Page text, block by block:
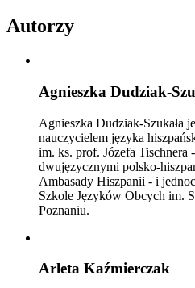
Autorzy
Agnieszka Dudziak-
Agnieszka Dudziak-Szukała
nauczycielem języka
im. ks. prof. Józefa Tischnera
dwujęzycznymi polsko-
Ambasady Hiszpanii - i
Szkole Języków Obcych im.
Poznaniu.
Arleta Kaźmierczak